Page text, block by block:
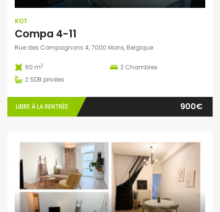
KOT
Compa 4-11
Rue des Compagnons 4, 7000 Mons, Belgique
60 m2 2 Chambres
2 SDB privées
LIBRE À LA RENTRÉE 900€